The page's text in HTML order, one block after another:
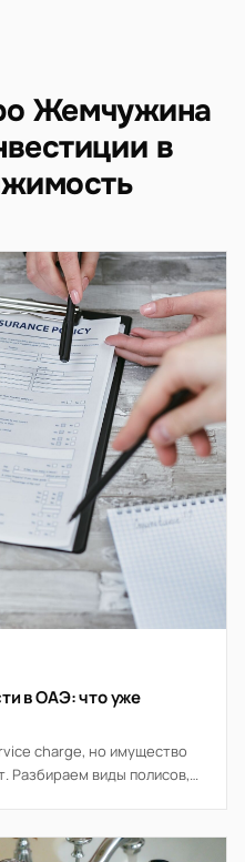
Жемчужина
в
в ОАЭ: что уже
charge, но имущество
Разбираем виды полисов,